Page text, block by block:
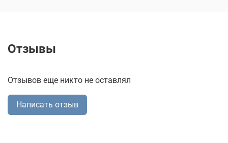
Отзывы
Отзывов еще никто не оставлял
Написать отзыв